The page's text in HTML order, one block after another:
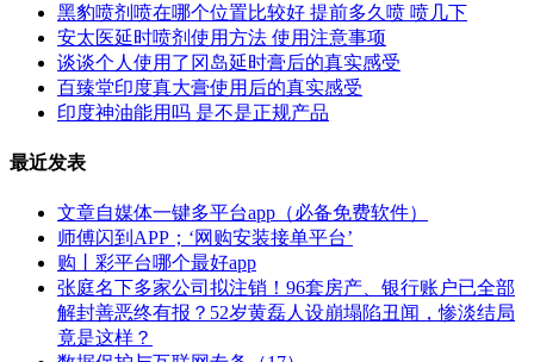
黑豹喷剂喷在哪个位置比较好 提前多久喷 喷几下
安太医延时喷剂使用方法 使用注意事项
谈谈个人使用了冈岛延时膏后的真实感受
百臻堂印度真大膏使用后的真实感受
印度神油能用吗 是不是正规产品
最近发表
文章自媒体一键多平台app（必备免费软件）
师傅闪到APP；‘网购安装接单平台’
购丨彩平台哪个最好app
张庭名下多家公司拟注销！96套房产、银行账户已全部
解封善恶终有报？52岁黄磊人设崩塌陷丑闻，惨淡结局
竟是这样？